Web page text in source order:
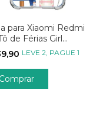
para Xiaomi Redmi
de Férias Girl
Rosa
LEVE 2, PAGUE 1
Comprar